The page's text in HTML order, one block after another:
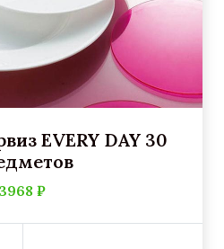
EVERY DAY 30
3968 ₽